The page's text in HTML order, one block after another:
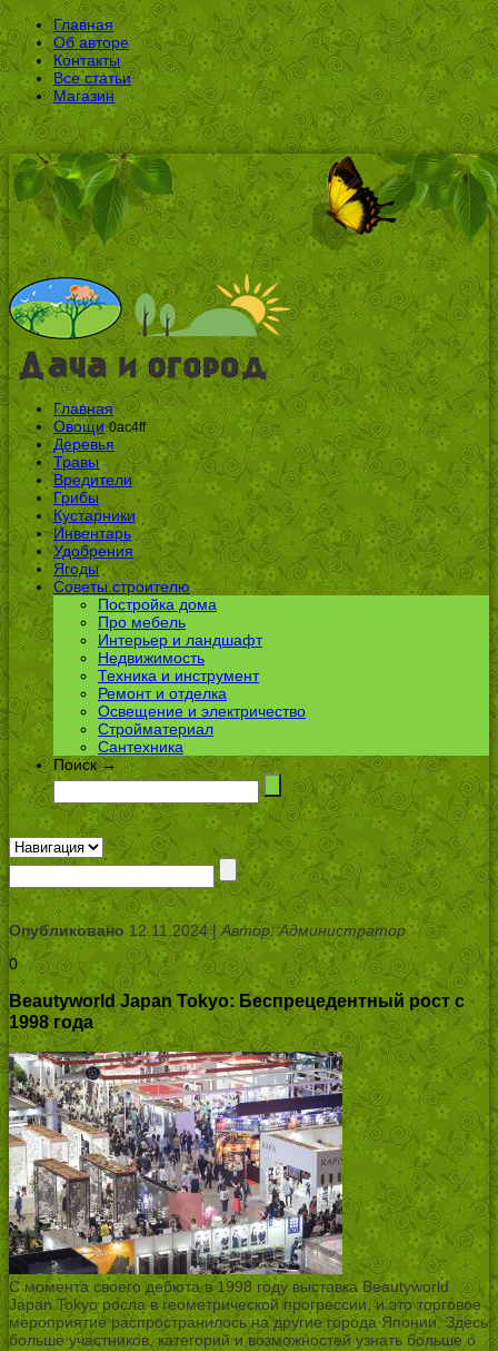
Главная
Об авторе
Контакты
Все статьи
Магазин
Главная
Овощи 0ac4ff
Деревья
Травы
Вредители
Грибы
Кустарники
Инвентарь
Удобрения
Ягоды
Советы строителю
Постройка дома
Про мебель
Интерьер и ландшафт
Недвижимость
Техника и инструмент
Ремонт и отделка
Освещение и электричество
Стройматериал
Сантехника
Поиск →
Опубликовано12.11.2024 | Автор: Администратор
0
Beautyworld Japan Tokyo: Беспрецедентный рост с
1998 года
С момента своего дебюта в 1998 году выставка Beautyworld
Japan Tokyo росла в геометрической прогрессии, и это торговое
мероприятие распространилось на другие города Японии. Здесь
больше участников, категорий и возможностей узнать больше о